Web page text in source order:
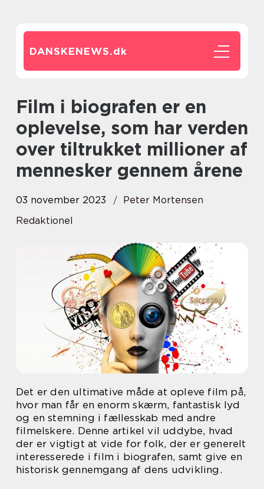
DANSKENEWS.dk
Film i biografen er en
oplevelse, som har verden
over tiltrukket millioner af
mennesker gennem årene
03 november 2023
Peter Mortensen
Redaktionel
Det er den ultimative måde at opleve film på,
hvor man får en enorm skærm, fantastisk lyd
og en stemning i fællesskab med andre
filmelskere. Denne artikel vil uddybe, hvad
der er vigtigt at vide for folk, der er generelt
interesserede i film i biografen, samt give en
historisk gennemgang af dens udvikling.